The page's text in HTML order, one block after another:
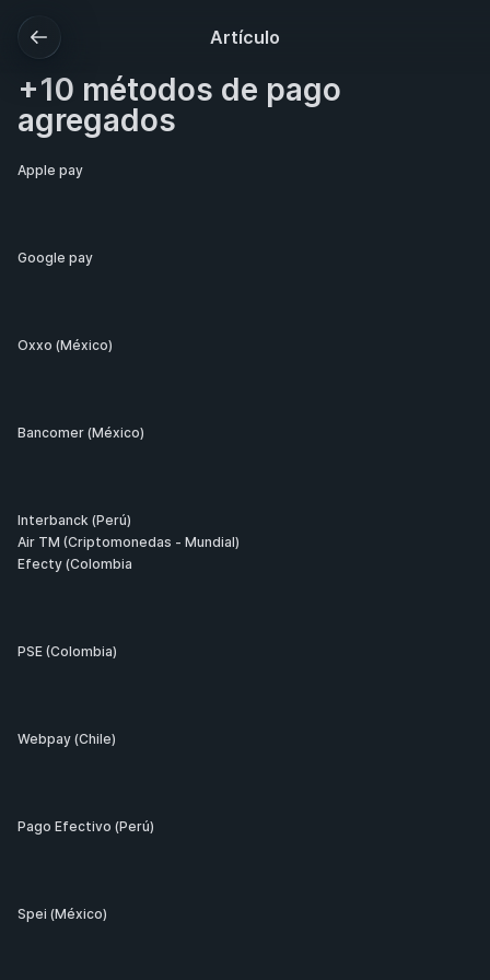
Artículo
+10 métodos de pago
agregados
Apple pay
Google pay
Oxxo (México)
Bancomer (México)
Interbanck (Perú)
Air TM (Criptomonedas - Mundial)
Efecty (Colombia
PSE (Colombia)
Webpay (Chile)
Pago Efectivo (Perú)
Spei (México)